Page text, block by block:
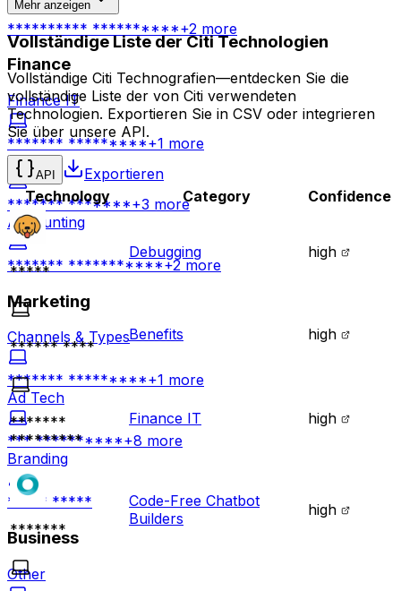
********** **********+2 more
Finance
Finance IT
******* *********+1 more
Other
******* *******+3 more
Accounting
******* ***********+2 more
Marketing
Channels & Types
******* *********+1 more
Ad Tech
*** **********+8 more
Branding
***** *****
Business
Other
Mehr anzeigen
Vollständige Liste der Citi Technologien
Vollständige Citi Technografien—entdecken Sie die
vollständige Liste der von Citi verwendeten
Technologien. Exportieren Sie in CSV oder integrieren
Sie über unsere API.
API
Exportieren
Technology
Category Confidence
*****
Debugging high
****** ****
Benefits high
*******
*********
Finance IT high
*******
Code-Free Chatbot
Builders
high